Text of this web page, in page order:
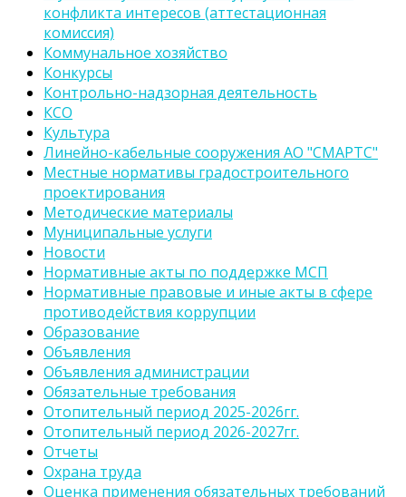
конфликта интересов (аттестационная
комиссия)
Коммунальное хозяйство
Конкурсы
Контрольно-надзорная деятельность
КСО
Культура
Линейно-кабельные сооружения АО "СМАРТС"
Местные нормативы градостроительного
проектирования
Методические материалы
Муниципальные услуги
Новости
Нормативные акты по поддержке МСП
Нормативные правовые и иные акты в сфере
противодействия коррупции
Образование
Объявления
Объявления администрации
Обязательные требования
Отопительный период 2025-2026гг.
Отопительный период 2026-2027гг.
Отчеты
Охрана труда
Оценка применения обязательных требований